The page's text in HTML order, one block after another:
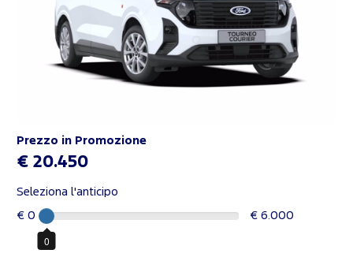
Prezzo in Promozione
€ 20.450
Seleziona l'anticipo
€ 0
0
€ 6.000